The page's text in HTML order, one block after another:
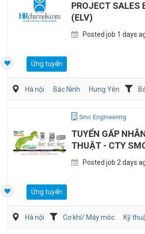
PROJECT SALES
(ELV)
Posted job 1 days
Ứng tuyển
Hà nội Bắc Ninh Hưng Yên
Smc Engineering
TUYỂN GẤP
THUẬT - CTY
ENGINEERING
Posted job 2 days
Ứng tuyển
Hà nội Cơ khí/ Máy móc
Kỹ